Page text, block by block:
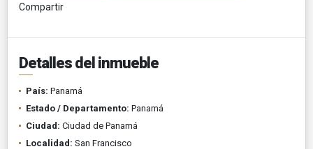
Compartir
Detalles del inmueble
País: Panamá
Estado / Departamento: Panamá
Ciudad: Ciudad de Panamá
Localidad: San Francisco